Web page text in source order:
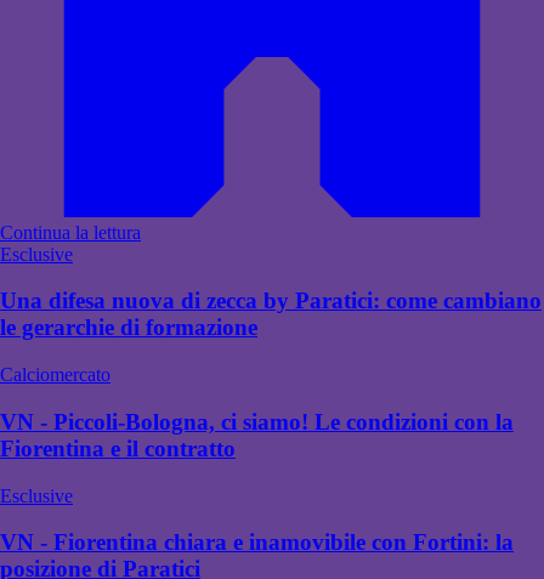
Continua la lettura
Esclusive
Una difesa nuova di zecca by Paratici: come cambiano
le gerarchie di formazione
Calciomercato
VN - Piccoli-Bologna, ci siamo! Le condizioni con la
Fiorentina e il contratto
Esclusive
VN - Fiorentina chiara e inamovibile con Fortini: la
posizione di Paratici